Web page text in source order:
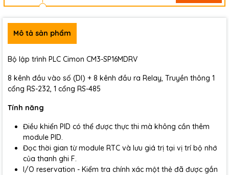
Mô tả sản phẩm
Bộ lập trình PLC Cimon CM3-SP16MDRV
8 kênh đầu vào số (DI) + 8 kênh đầu ra Relay, Truyền thông 1
cổng RS-232, 1 cổng RS-485
Tính năng
Điều khiển PID có thể được thực thi mà không cần thêm
module PID.
Đọc thời gian từ module RTC và lưu giá trị tại vị trí bộ nhớ
của thanh ghi F.
I/O reservation - Kiểm tra chính xác một thẻ đã được gắn